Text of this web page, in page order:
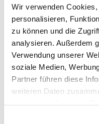
Wir verwenden
personalisieren,
zu können und die
analysieren. Außerdem
Verwendung unserer
soziale Medien,
Partner führen diese
weiteren Daten
Nach gut 1,5
Kirche an. Um 11
Messe und im
und Kuchen. Wir
Begegnungen. Um
einer Marienandacht
sondern auch die